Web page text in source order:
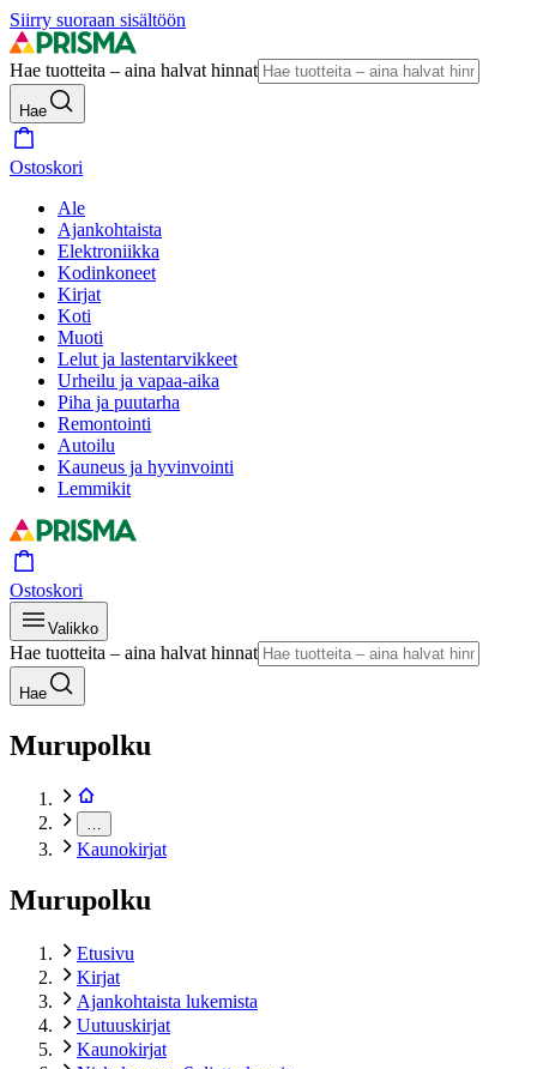
Siirry suoraan sisältöön
Hae tuotteita – aina halvat hinnat
Hae
Ostoskori
Ale
Ajankohtaista
Elektroniikka
Kodinkoneet
Kirjat
Koti
Muoti
Lelut ja lastentarvikkeet
Urheilu ja vapaa-aika
Piha ja puutarha
Remontointi
Autoilu
Kauneus ja hyvinvointi
Lemmikit
Ostoskori
Valikko
Hae tuotteita – aina halvat hinnat
Hae
Murupolku
Kaunokirjat
Murupolku
Etusivu
Kirjat
Ajankohtaista lukemista
Uutuuskirjat
Kaunokirjat